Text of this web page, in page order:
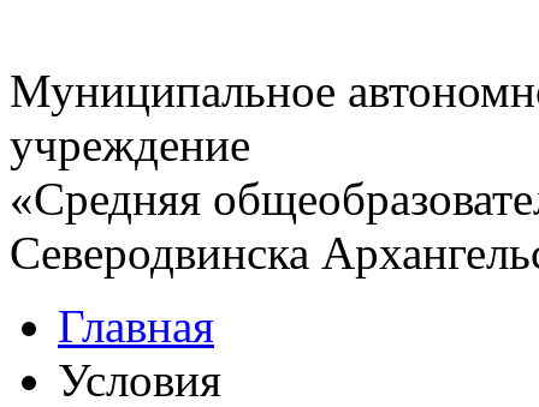
Муниципальное
учреждение
«Средняя
Северодвинска
Главная
Условия